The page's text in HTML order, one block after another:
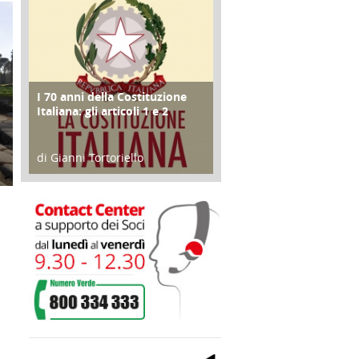
FOCUS
I 70 anni della Costituzione
Italiana: gli articoli 1 e 2
di Gianni Tortoriello
17 Marzo 2018